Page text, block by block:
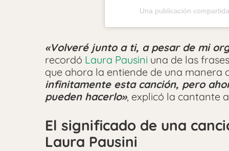
Una publicación
«Volveré junto a ti, a pesar de mi
recordó Laura Pausini una de las
que ahora la entiende de una
infinitamente esta canción, pero
pueden hacerlo», explicó la cantante
El significado de una
Laura Pausini